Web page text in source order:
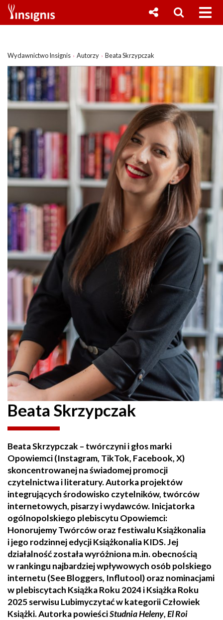
Wydawnictwo Insignis Autorzy Beata Skrzypczak
Beata Skrzypczak
Beata Skrzypczak – twórczyni i głos marki
Opowiemci (Instagram, TikTok, Facebook, X)
skoncentrowanej na świadomej promocji
czytelnictwa i literatury. Autorka projektów
integrujących środowisko czytelników, twórców
internetowych, pisarzy i wydawców. Inicjatorka
ogólnopolskiego plebiscytu Opowiemci:
Honorujemy Twórców oraz festiwalu Książkonalia
i jego rodzinnej edycji Książkonalia KIDS. Jej
działalność została wyróżniona m.in. obecnością
w rankingu najbardziej wpływowych osób polskiego
internetu (See Bloggers, Influtool) oraz nominacjami
w plebiscytach Książka Roku 2024 i Książka Roku
2025 serwisu Lubimyczytać w kategorii Człowiek
Książki. Autorka powieściStudnia Heleny,El Roi